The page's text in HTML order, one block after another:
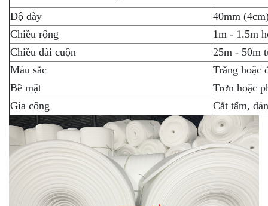
Độ dày
40mm
Chiều rộng
1m - 1.5m
Chiều dài cuộn
25m - 50m
Màu sắc
Trắng hoặc
Bề mặt
Trơn hoặc
Gia công
Cắt tấm,